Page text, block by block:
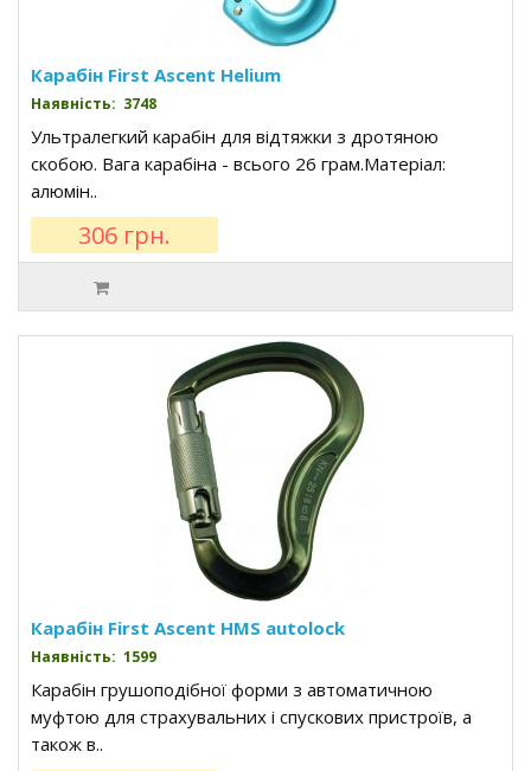
Карабін First Ascent Helium
Наявність: 3748
Ультралегкий карабін для відтяжки з дротяною
скобою. Вага карабіна - всього 26 грам.Матеріал:
алюмін..
306 грн.
Карабін First Ascent HMS autolock
Наявність: 1599
Карабін грушоподібної форми з автоматичною
муфтою для страхувальних і спускових пристроїв, а
також в..